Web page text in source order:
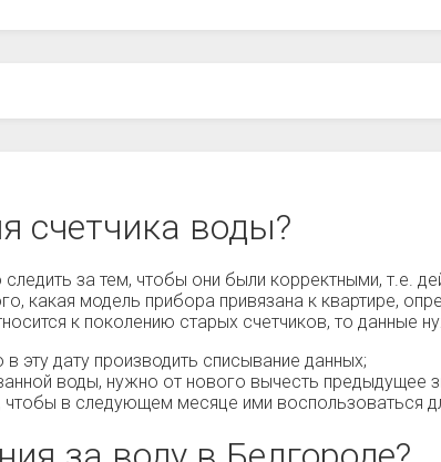
счетчика воды?
за тем, чтобы они были корректными, т.е.
какая модель прибора привязана к квартире,
к поколению старых счетчиков, то
эту дату производить списывание данных;
воды, нужно от нового вычесть предыдущее
в следующем месяце ими воспользоваться